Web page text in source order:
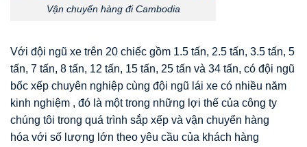
Vận chuyển hàng đi Cambodia
Với đội ngũ xe trên 20 chiếc gồm 1.5 tấn, 2.5 tấn, 3.5 tấn, 5
tấn, 7 tấn, 8 tấn, 12 tấn, 15 tấn, 25 tấn và 34 tấn, có đội ngũ
bốc xếp chuyên nghiệp cùng đội ngũ lái xe có nhiều năm
kinh nghiệm , đó là một trong những lợi thế của công ty
chúng tôi trong quá trình sắp xếp và vận chuyển hàng
hóa với số lượng lớn theo yêu cầu của khách hàng